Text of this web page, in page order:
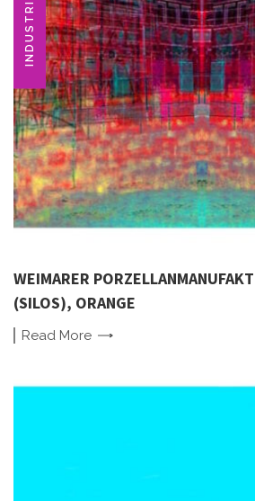
WEIMARER
(SILOS), ORANGE
Read More